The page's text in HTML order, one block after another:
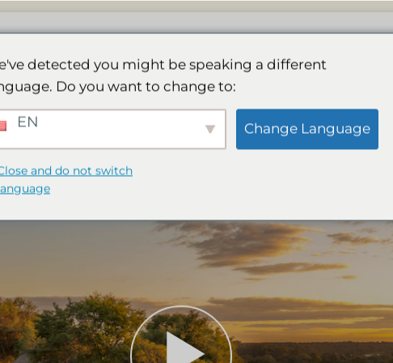
detected you might be speaking a different
Do you want to change to:
EN Change Language
and do not switch